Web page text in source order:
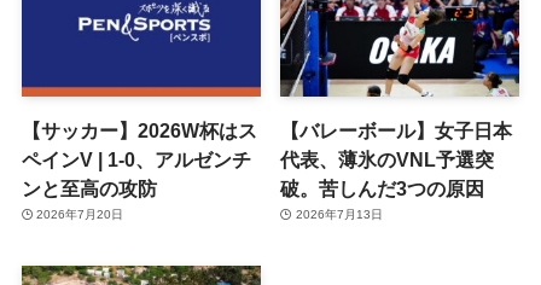
【サッカー】2026W杯はス
ペインV | 1-0、アルゼンチ
ンと至高の攻防
2026年7月20日
【バレーボール】女子日本
代表、薄氷のVNL予選突
破。苦しんだ3つの原因
2026年7月13日